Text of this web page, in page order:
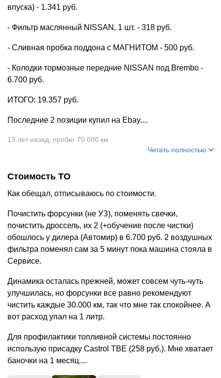
впуска) - 1.341 руб.
- Фильтр маслянный NISSAN, 1 шт. - 318 руб.
- Сливная пробка поддона с МАГНИТОМ - 500 руб.
- Колодки тормозные передние NISSAN под Brembo -
6.700 руб.
ИТОГО: 19.357 руб.
Последние 2 позиции купил на Ebay....
13 лет назад
пробег 70 000 км
Читать полностью
Стоимость ТО
Как обещал, отписываюсь по стоимости.
Почистить форсунки (не УЗ), поменять свечки,
почистить дроссель, их 2 (+обучение после чистки)
обошлось у дилера (Автомир) в 6.700 руб. 2 воздушных
фильтра поменял сам за 5 минут пока машина стояла в
Сервисе.
Динамика осталась прежней, может совсем чуть-чуть
улучшилась, но форсунки все равно рекомендуют
чистить каждые 30.000 км, так что мне так спокойнее. А
вот расход упал на 1 литр.
Для профилактики топливной системы постоянно
использую присадку Castrol TBE (258 руб.). Мне хватает
баночки на 1 месяц....